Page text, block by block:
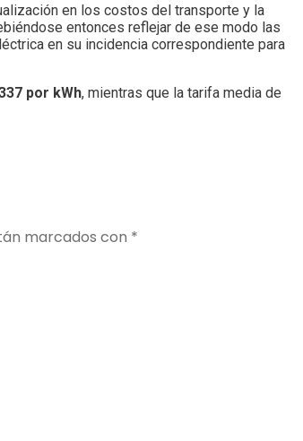
en los costos del transporte y la
entonces reflejar de ese modo las
en su incidencia correspondiente para
por kWh, mientras que la tarifa media de
marcados con *